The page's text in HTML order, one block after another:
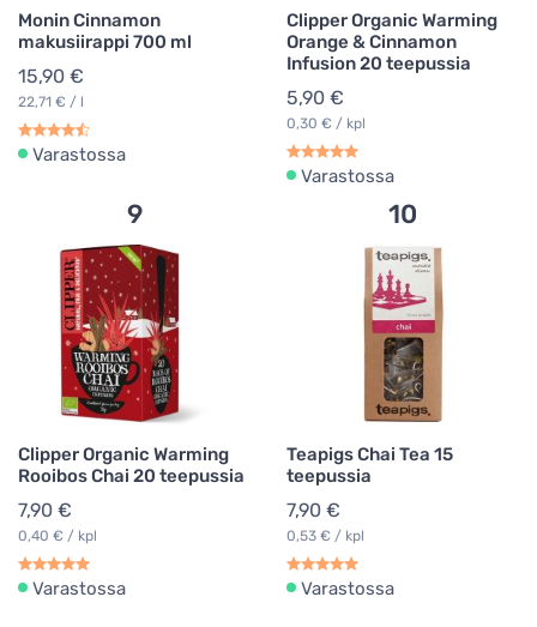
Monin Cinnamon
makusiirappi 700 ml
15,90 €
22,71 € / l
Varastossa
Clipper Organic Warming
Orange & Cinnamon
Infusion 20 teepussia
5,90 €
0,30 € / kpl
Varastossa
9
Clipper Organic Warming
Rooibos Chai 20 teepussia
7,90 €
0,40 € / kpl
Varastossa
10
Teapigs Chai Tea 15
teepussia
7,90 €
0,53 € / kpl
Varastossa